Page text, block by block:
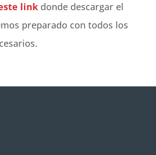
link donde descargar el
preparado con todos los